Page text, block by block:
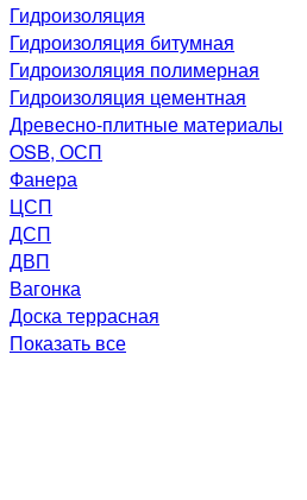
Гидроизоляция
Гидроизоляция битумная
Гидроизоляция полимерная
Гидроизоляция цементная
Древесно-плитные материалы
OSB, ОСП
Фанера
ЦСП
ДСП
ДВП
Вагонка
Доска террасная
Показать все